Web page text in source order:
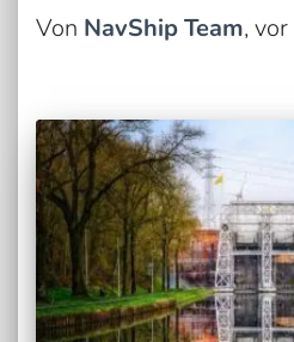
Von NavShip Team, vor